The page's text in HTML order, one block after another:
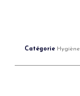
Catégorie Hygiène